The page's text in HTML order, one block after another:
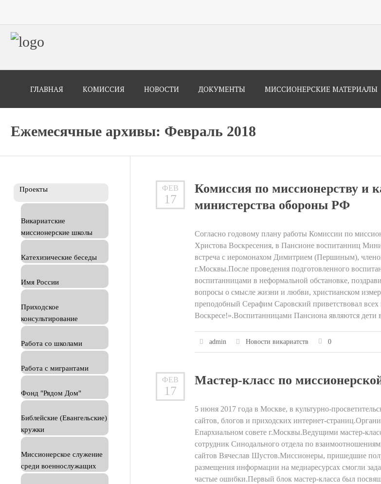
ГЛАВНАЯ КОМИССИЯ НОВОСТИ ДОКУМЕНТЫ МИССИОНЕРСКИЕ МАТЕРИАЛЫ
Ежемесячные архивы: Февраль 2018
Проекты
Викариатские
миссионерские школы
Катехизические беседы
Имя России
Приходское
консультирование
Работа со школами
Работа с мигрантами
Фонд "Рядом Дом"
Библейские (Евангельские)
кружки
Миссионерское служение
среди военнослужащих
ФЕВ
17
Комиссия по миссионерству и
министерства обороны РФ
Согласно годовому плану работы Комиссии по
Христова Воскресения, в Пансионе воспитанниц
встреча с иеромонахом Димитрием (Першиным),
г.Москвы.После проведения подготовленного
воспитанницами в неформальной обстановке,
вопросы о смысле жизни и любви, христианском
преподобный Серафим Саровский приветствовал
Воскресе!».Воспитанницами Пансиона являются
admin Новости викариатств 0
ФЕВ
17
Мастер-класс по
5 июня 2017 года в Москве, в культурно-
сайтов, блогов и приходских интернет-
Епархиальном совете г.Москвы.Ведущими мастер-
сотрудник Синодального отдела по
сайтов Вячеслав Шустов.Миссионеры, пришедшие
размещения информации на медиаресурсах смогли
частые ошибки.Первый блок мастер-класса был